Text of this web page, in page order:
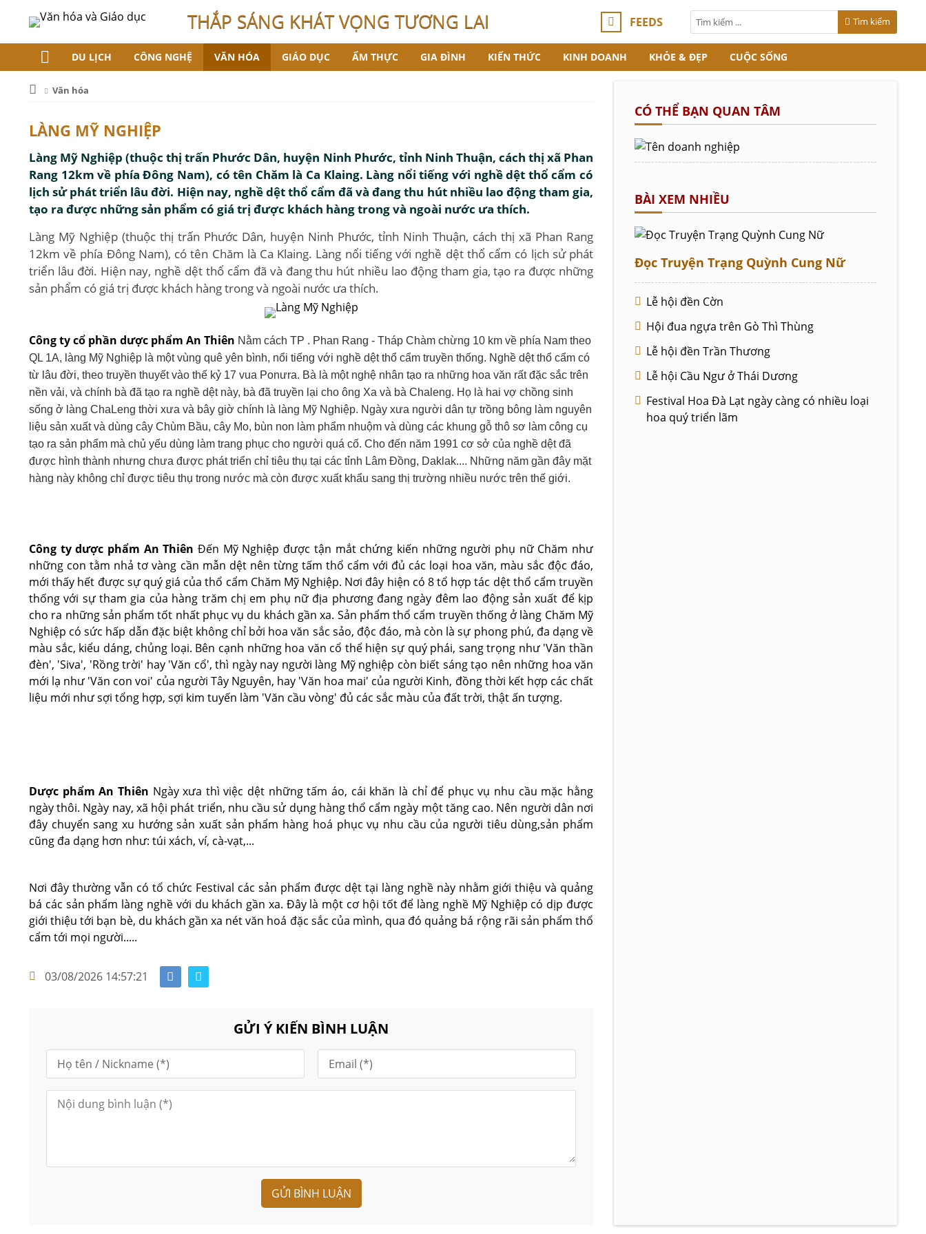
THẮP SÁNG KHÁT VỌNG TƯƠNG LAI FEEDS Tìm kiếm
DU LỊCH CÔNG NGHỆ VĂN HÓA GIÁO DỤC ẨM THỰC GIA ĐÌNH KIẾN THỨC KINH DOANH KHỎE & ĐẸP CUỘC SỐNG
Văn hóa
LÀNG MỸ NGHIỆP
Làng Mỹ Nghiệp (thuộc thị trấn Phước Dân, huyện Ninh Phước, tỉnh Ninh Thuận, cách thị xã Phan
Rang 12km về phía Đông Nam), có tên Chăm là Ca Klaing. Làng nổi tiếng với nghề dệt thổ cẩm có
lịch sử phát triển lâu đời. Hiện nay, nghề dệt thổ cẩm đã và đang thu hút nhiều lao động tham gia,
tạo ra được những sản phẩm có giá trị được khách hàng trong và ngoài nước ưa thích.
Làng Mỹ Nghiệp (thuộc thị trấn Phước Dân, huyện Ninh Phước, tỉnh Ninh Thuận, cách thị xã Phan Rang
12km về phía Đông Nam), có tên Chăm là Ca Klaing. Làng nổi tiếng với nghề dệt thổ cẩm có lịch sử phát
triển lâu đời. Hiện nay, nghề dệt thổ cẩm đã và đang thu hút nhiều lao động tham gia, tạo ra được những
sản phẩm có giá trị được khách hàng trong và ngoài nước ưa thích.
Công ty cổ phần dược phẩm An Thiên Nằm cách TP . Phan Rang - Tháp Chàm chừng 10 km về phía Nam theo
QL 1A, làng Mỹ Nghiệp là một vùng quê yên bình, nổi tiếng với nghề dệt thổ cẩm truyền thống. Nghề dệt thổ cẩm có
từ lâu đời, theo truyền thuyết vào thế kỷ 17 vua Ponưra. Bà là một nghệ nhân tạo ra những hoa văn rất đặc sắc trên
nền vải, và chính bà đã tạo ra nghề dệt này, bà đã truyền lại cho ông Xa và bà Chaleng. Họ là hai vợ chồng sinh
sống ở làng ChaLeng thời xưa và bây giờ chính là làng Mỹ Nghiệp. Ngày xưa người dân tự trồng bông làm nguyên
liệu sản xuất và dùng cây Chùm Bầu, cây Mo, bùn non làm phẩm nhuộm và dùng các khung gỗ thô sơ làm công cụ
tạo ra sản phẩm mà chủ yếu dùng làm trang phục cho người quá cố. Cho đến năm 1991 cơ sở của nghề dệt đã
được hình thành nhưng chưa được phát triển chỉ tiêu thụ tại các tỉnh Lâm Đồng, Daklak.... Những năm gần đây mặt
hàng này không chỉ được tiêu thụ trong nước mà còn được xuất khẩu sang thị trường nhiều nước trên thế giới.
Công ty dược phẩm An Thiên Đến Mỹ Nghiệp được tận mắt chứng kiến những người phụ nữ Chăm như
những con tằm nhả tơ vàng cần mẫn dệt nên từng tấm thổ cẩm với đủ các loại hoa văn, màu sắc độc đáo,
mới thấy hết được sự quý giá của thổ cẩm Chăm Mỹ Nghiệp. Nơi đây hiện có 8 tổ hợp tác dệt thổ cẩm truyền
thống với sự tham gia của hàng trăm chị em phụ nữ địa phương đang ngày đêm lao động sản xuất để kịp
cho ra những sản phẩm tốt nhất phục vụ du khách gần xa. Sản phẩm thổ cẩm truyền thống ở làng Chăm Mỹ
Nghiệp có sức hấp dẫn đặc biệt không chỉ bởi hoa văn sắc sảo, độc đáo, mà còn là sự phong phú, đa dạng về
màu sắc, kiểu dáng, chủng loại. Bên cạnh những hoa văn cổ thể hiện sự quý phái, sang trọng như 'Văn thần
đèn', 'Siva', 'Rồng trời' hay 'Văn cổ', thì ngày nay người làng Mỹ nghiệp còn biết sáng tạo nên những hoa văn
mới lạ như 'Văn con voi' của người Tây Nguyên, hay 'Văn hoa mai' của người Kinh, đồng thời kết hợp các chất
liệu mới như sợi tổng hợp, sợi kim tuyến làm 'Văn cầu vòng' đủ các sắc màu của đất trời, thật ấn tượng.
Dược phẩm An Thiên Ngày xưa thì việc dệt những tấm áo, cái khăn là chỉ để phục vụ nhu cầu mặc hằng
ngày thôi. Ngày nay, xã hội phát triển, nhu cầu sử dụng hàng thổ cẩm ngày một tăng cao. Nên người dân nơi
đây chuyển sang xu hướng sản xuất sản phẩm hàng hoá phục vụ nhu cầu của người tiêu dùng,sản phẩm
cũng đa dạng hơn như: túi xách, ví, cà-vạt,...
Nơi đây thường vẫn có tổ chức Festival các sản phẩm được dệt tại làng nghề này nhằm giới thiệu và quảng
bá các sản phẩm làng nghề với du khách gần xa. Đây là một cơ hội tốt để làng nghề Mỹ Nghiệp có dịp được
giới thiệu tới bạn bè, du khách gần xa nét văn hoá đặc sắc của mình, qua đó quảng bá rộng rãi sản phẩm thổ
cẩm tới mọi người.....
03/08/2026 14:57:21
GỬI Ý KIẾN BÌNH LUẬN
GỬI BÌNH LUẬN
CÓ THỂ BẠN QUAN TÂM
BÀI XEM NHIỀU
Đọc Truyện Trạng Quỳnh Cung Nữ
Lễ hội đền Cờn
Hội đua ngựa trên Gò Thì Thùng
Lễ hội đền Trần Thương
Lễ hội Cầu Ngư ở Thái Dương
Festival Hoa Đà Lạt ngày càng có nhiều loại
hoa quý triển lãm